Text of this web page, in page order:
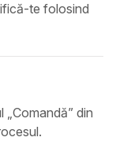
te folosind
din